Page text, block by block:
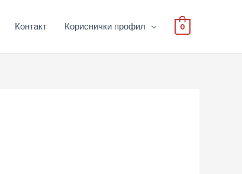
Контакт Кориснички профил 0